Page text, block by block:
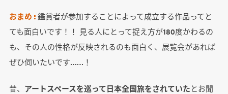
おまめ :鑑賞者が参加することによって成立する作品ってと
ても面白いです！！ 見る人にとって捉え方が180度かわるの
も、その人の性格が反映されるのも面白く、展覧会があれば
ぜひ伺いたいです……！
昔、 アートスペースを巡って日本全国旅をされていたとお聞